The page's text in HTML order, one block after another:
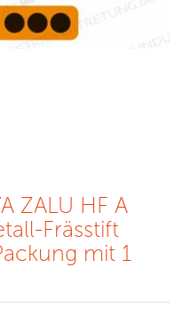
ZALU HF A
Frässtift
mit 1